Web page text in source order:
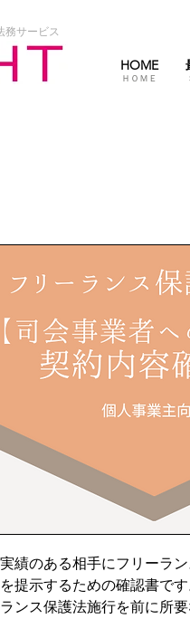
務サービス
HOME
ＨＯＭＥ
績のある相手にフリーラ
提示するための確認書で
ンス保護法施行を前に所